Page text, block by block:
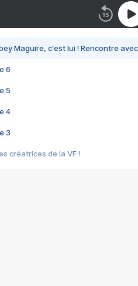
Maguire, c'est lui ! Rencontre
6
5
4
3
créatrices de la VF !